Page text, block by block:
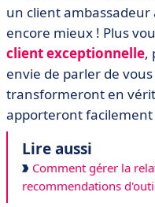
un client ambassadeur
encore mieux ! Plus
client exceptionnelle,
envie de parler de
transformeront en
apporteront
Lire aussi
Comment gérer la
recommendations